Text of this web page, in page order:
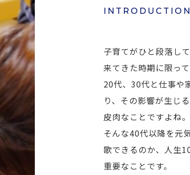
INTRODUCTION
子育てがひと段落し
来てきた時期に限っ
20代、30代と仕事や
り、その影響が生じ
皮肉なことですよね。
そんな40代以降を元
歌できるのか、人生
重要なことです。